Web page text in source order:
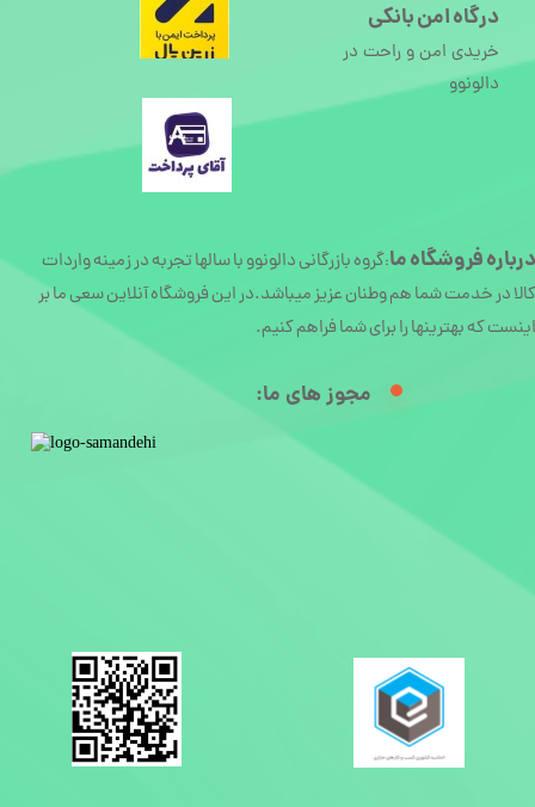
دربارهفروشگاه ما:گروه بازرگانی دالونوو با سالها تجربه در زمینه واردات
کالا در خدمت شما هم وطنان عزیز میباشد.در این فروشگاه آنلاین سعی ما بر
اینست که بهترینها را برای شما فراهم کنیم.
درگاه امن بانکی
خریدی امن و راحت در
دالونوو
مجوز های ما:​